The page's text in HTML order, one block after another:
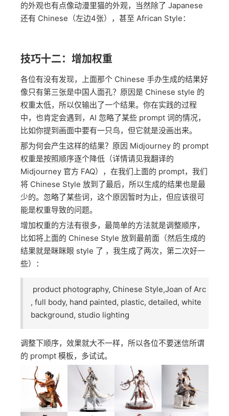
的外观也有点像动漫里猫的外观，当然除了 Japanese
还有 Chinese（左边4张），甚至 African Style：
技巧十二：增加权重
各位有没有发现，上面那个 Chinese 手办生成的结果好
像只有第三张是中国人面孔？原因是 Chinese style 的
权重太低，所以仅输出了一个结果。你在实践的过程
中，也肯定会遇到，AI 忽略了某些 prompt 词的情况，
比如你提到画面中要有一只鸟，但它就是没画出来。
那为何会产生这样的结果？原因 Midjourney 的 prompt
权重是按照顺序逐个降低（详情请见我翻译的
Midjourney 官方 FAQ），在我们上面的 prompt，我们
将 Chinese Style 放到了最后，所以生成的结果也是最
少的。忽略了某些词，这个原因暂时为止，但应该很可
能是权重导致的问题。
增加权重的方法有很多，最简单的方法就是调整顺序，
比如将上面的 Chinese Style 放到最前面（然后生成的
结果就是眯眯眼 style 了 ，我生成了两次，第二次好一
些）：
product photography, Chinese Style,Joan of Arc
, full body, hand painted, plastic, detailed, white
background, studio lighting